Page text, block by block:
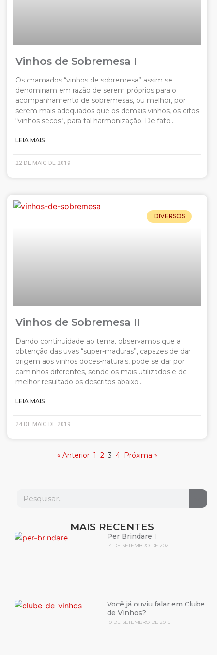
Vinhos de Sobremesa I
Os chamados “vinhos de sobremesa” assim se
denominam em razão de serem próprios para o
acompanhamento de sobremesas, ou melhor, por
serem mais adequados que os demais vinhos, os ditos
“vinhos secos”, para tal harmonização. De fato…
LEIA MAIS
22 DE MAIO DE 2019
DIVERSOS
Vinhos de Sobremesa II
Dando continuidade ao tema, observamos que a
obtenção das uvas “super-maduras”, capazes de dar
origem aos vinhos doces-naturais, pode se dar por
caminhos diferentes, sendo os mais utilizados e de
melhor resultado os descritos abaixo…
LEIA MAIS
24 DE MAIO DE 2019
« Anterior 1 2 3 4 Próxima »
MAIS RECENTES
Per Brindare I
14 DE SETEMBRO DE 2021
Você já ouviu falar em Clube
de Vinhos?
10 DE SETEMBRO DE 2019